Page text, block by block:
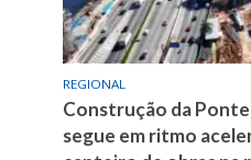
REGIONAL
Construção da
segue em ritmo